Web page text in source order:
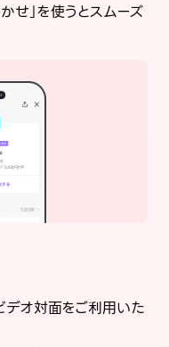
せ」を使うとスムーズ
デオ対面をご利用いた